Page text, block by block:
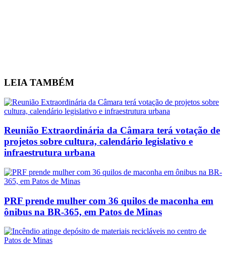
LEIA TAMBÉM
Reunião Extraordinária da Câmara terá votação de
projetos sobre cultura, calendário legislativo e
infraestrutura urbana
PRF prende mulher com 36 quilos de maconha em
ônibus na BR-365, em Patos de Minas